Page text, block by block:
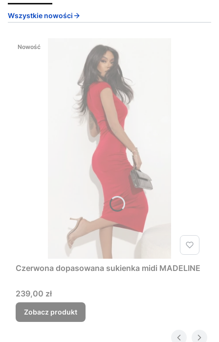
Wszystkie nowości
Nowość
Czerwona dopasowana sukienka midi MADELINE
Cena
239,00 zł
Zobacz produkt